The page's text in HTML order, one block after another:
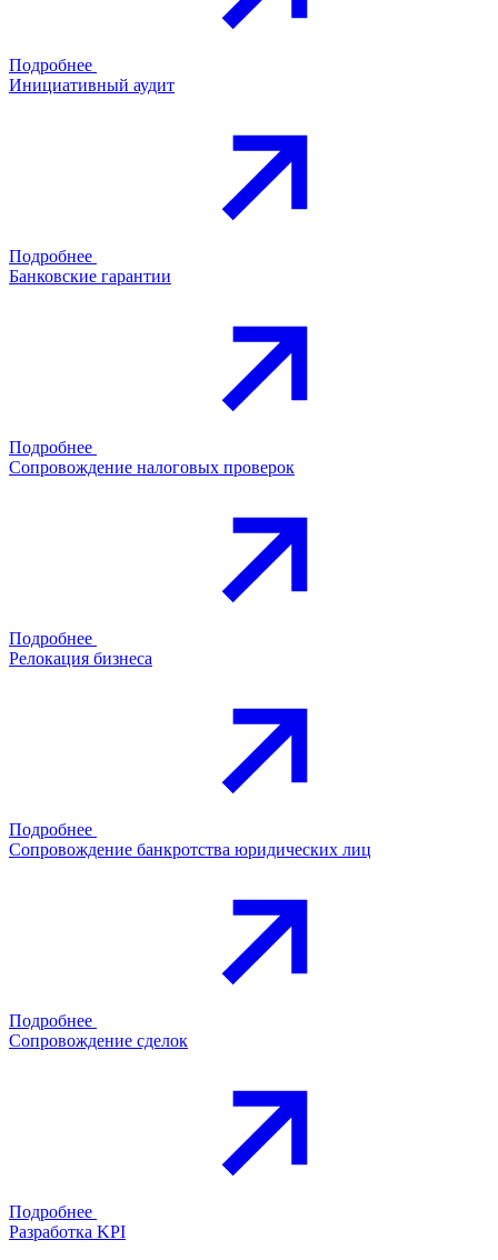
Подробнее
Инициативный аудит
Подробнее
Банковские гарантии
Подробнее
Сопровождение налоговых проверок
Подробнее
Релокация бизнеса
Подробнее
Сопровождение банкротства юридических лиц
Подробнее
Сопровождение сделок
Подробнее
Разработка KPI